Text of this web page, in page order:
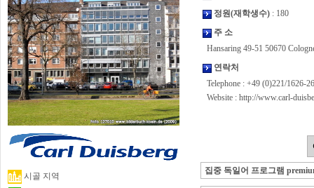
시골 지역
정원(재학생수) : 180
주 소
Hansaring 49-51 50670
연락처
Telephone : +49 (0)221/1626-
Website : http://www.carl-
집중 독일어 프로그램